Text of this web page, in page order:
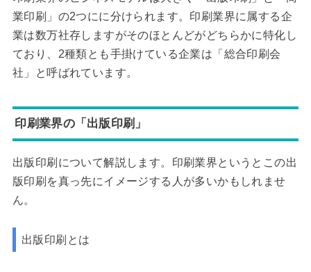
業印刷」の2つにに分けられます。印刷業界に属する企
業は数万社存しますがそのほとんどがどちらかに特化し
ており、2種類とも手掛けている企業は「総合印刷会
社」と呼ばれています。
印刷業界の「出版印刷」
出版印刷について解説します。印刷業界というとこの出
版印刷を真っ先にイメージする人が多いかもしれませ
ん。
出版印刷とは